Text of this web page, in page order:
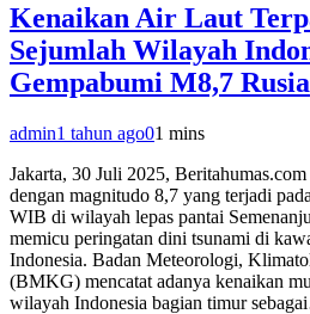
Kenaikan Air Laut
Sejumlah Wilayah
Gempabumi M8,7 Rusia
admin1 tahun ago01 mins
Jakarta, 30 Juli 2025,
dengan magnitudo 8,7 yang terjadi
WIB di wilayah lepas pantai
memicu peringatan dini tsunami di
Indonesia. Badan Meteorologi,
(BMKG) mencatat adanya kenaikan
wilayah Indonesia bagian timur